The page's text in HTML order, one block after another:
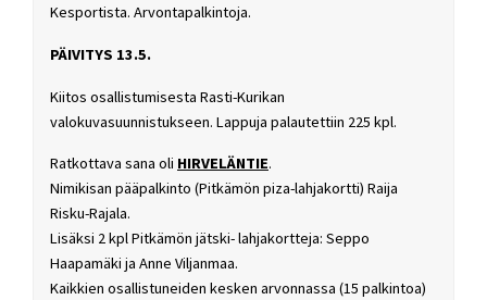
Kesportista. Arvontapalkintoja.
PÄIVITYS 13.5.
Kiitos osallistumisesta Rasti-Kurikan
valokuvasuunnistukseen. Lappuja palautettiin 225 kpl.
Ratkottava sana oli HIRVELÄNTIE.
Nimikisan pääpalkinto (Pitkämön piza-lahjakortti) Raija
Risku-Rajala.
Lisäksi 2 kpl Pitkämön jätski- lahjakortteja: Seppo
Haapamäki ja Anne Viljanmaa.
Kaikkien osallistuneiden kesken arvonnassa (15 palkintoa)